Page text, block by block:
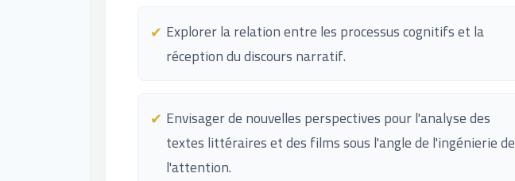
Explorer la relation entre les processus cognitifs et la
réception du discours narratif.
Envisager de nouvelles perspectives pour l'analyse des
textes littéraires et des films sous l'angle de l'ingénierie de
l'attention.